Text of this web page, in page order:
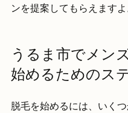
ンを提案してもらえますよ
うるま市でメン
始めるためのス
脱毛を始めるには、いく